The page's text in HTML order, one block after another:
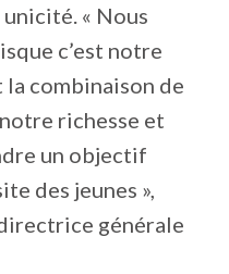
« Nous
c’est notre
combinaison de
richesse et
un objectif
des jeunes »,
générale